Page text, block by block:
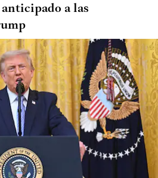
anticipado a las